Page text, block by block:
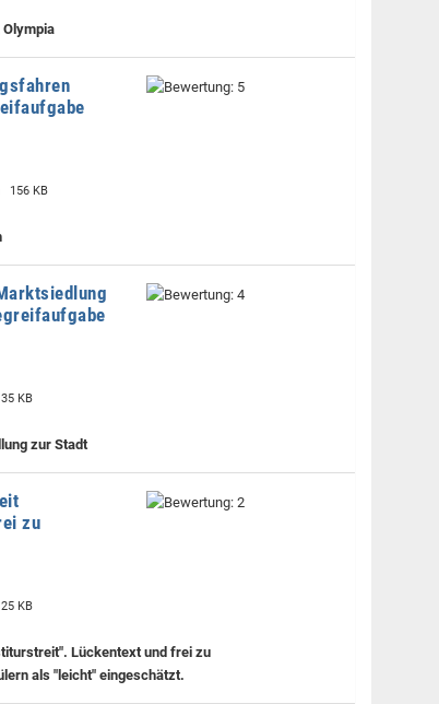
Olympia
156 KB
35 KB
zur Stadt
zu
25 KB
Lückentext und frei zu
als "leicht" eingeschätzt.